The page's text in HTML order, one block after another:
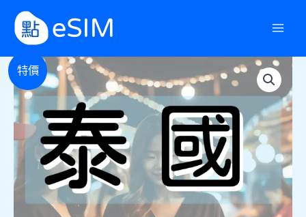
要
內
特價
格
範
圍：
NT$59
到
[泰
國]
無
限
計
型
eSIM/
日
數